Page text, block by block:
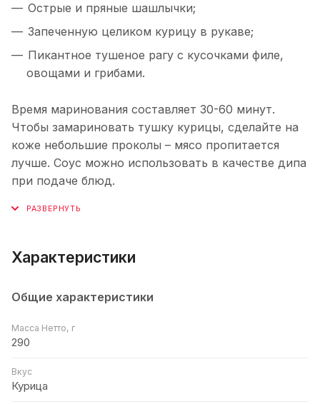
Острые и пряные шашлычки;
Запеченную целиком курицу в рукаве;
Пикантное тушеное рагу с кусочками филе,
овощами и грибами.
Время маринования составляет 30-60 минут.
Чтобы замариновать тушку курицы, сделайте на
коже небольшие проколы – мясо пропитается
лучше. Соус можно использовать в качестве дипа
при подаче блюд.
Характеристики
Общие характеристики
Масса Нетто, г
290
Вкус
Курица